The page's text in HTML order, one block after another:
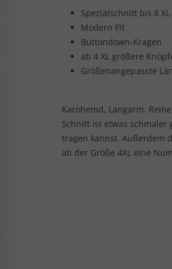
Spezialschnitt bis 8 XL
Modern Fit
Buttondown-Kragen
ab 4 XL größere
Größenangepasste
Karohemd, Langarm.
Schnitt ist etwas schmaler
tragen kannst. Außerdem
ab der Größe 4XL eine